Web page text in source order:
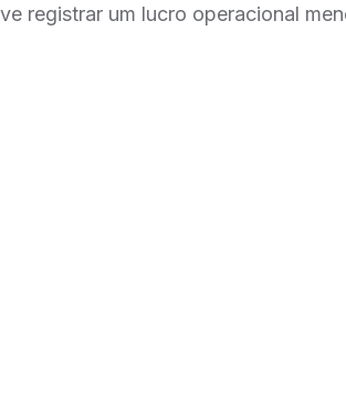
registrar um lucro operacional